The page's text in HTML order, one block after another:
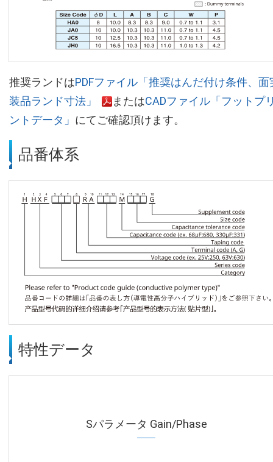
推奨ランドはPDFファイル「推奨はんだ付け条件、面
装品ランド寸法」
またはCADファイル「フットプ
ントデータ」 にてご確認頂けます。
品番体系
特性データ
Sパラメータ Gain/Phase